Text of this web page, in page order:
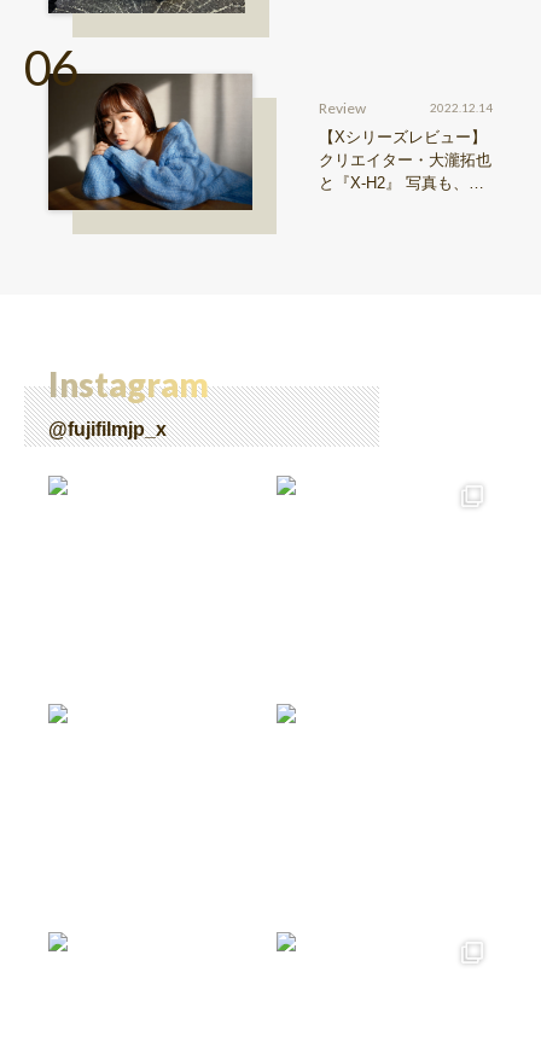
Review 2022.12.14
【Xシリーズレビュー】
クリエイター・大瀧拓也
と『X-H2』 写真も、動
Instagram
@fujifilmjp_x